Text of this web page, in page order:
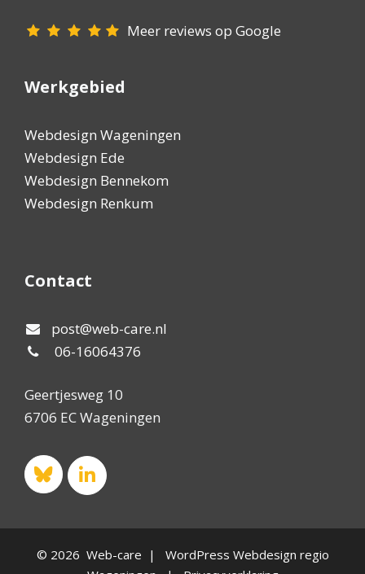
Meer reviews op Google
Werkgebied
Webdesign Wageningen
Webdesign Ede
Webdesign Bennekom
Webdesign Renkum
Contact
post@web-care.nl
06-16064376
Geertjesweg 10
6706 EC Wageningen
© 2026 Web-care | WordPress Webdesign regio